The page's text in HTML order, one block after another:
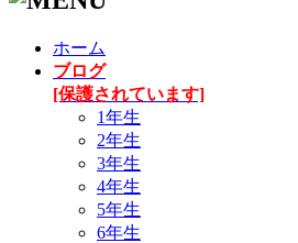
ホーム
ブログ
[保護されています]
1年生
2年生
3年生
4年生
5年生
6年生